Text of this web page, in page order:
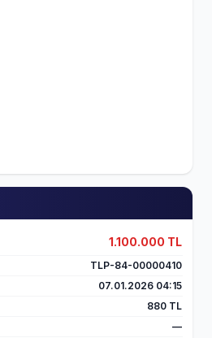
1.100.000 TL
TLP-84-00000410
07.01.2026 04:15
880 TL
—